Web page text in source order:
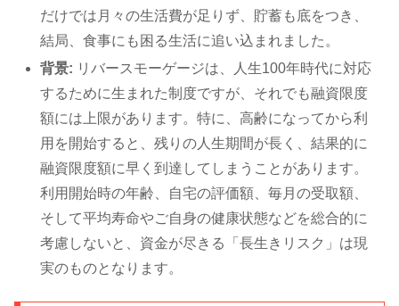
だけでは月々の生活費が足りず、貯蓄も底をつき、
結局、食事にも困る生活に追い込まれました。
背景: リバースモーゲージは、人生100年時代に対応
するために生まれた制度ですが、それでも融資限度
額には上限があります。特に、高齢になってから利
用を開始すると、残りの人生期間が長く、結果的に
融資限度額に早く到達してしまうことがあります。
利用開始時の年齢、自宅の評価額、毎月の受取額、
そして平均寿命やご自身の健康状態などを総合的に
考慮しないと、資金が尽きる「長生きリスク」は現
実のものとなります。